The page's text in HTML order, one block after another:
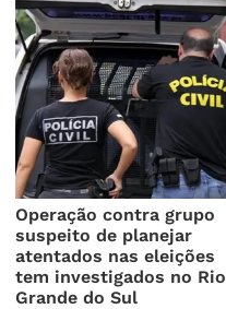
Operação contra grupo
suspeito de planejar
atentados nas eleições
tem investigados no Rio
Grande do Sul